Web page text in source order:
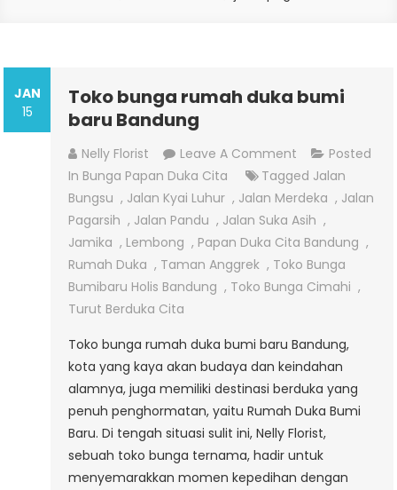
JAN
15
Toko bunga rumah duka bumi
baru Bandung
Nelly Florist Leave A Comment On
Toko
Bunga
Rumah
Duka
Bumi
Baru
Posted
In Bunga Papan Duka Cita Tagged Jalan
Bungsu , Jalan Kyai Luhur , Jalan Merdeka , Jalan
Pagarsih , Jalan Pandu , Jalan Suka Asih ,
Jamika , Lembong , Papan Duka Cita Bandung ,
Rumah Duka , Taman Anggrek , Toko Bunga
Bumibaru Holis Bandung , Toko Bunga Cimahi ,
Turut Berduka Cita
Toko bunga rumah duka bumi baru Bandung,
kota yang kaya akan budaya dan keindahan
alamnya, juga memiliki destinasi berduka yang
penuh penghormatan, yaitu Rumah Duka Bumi
Baru. Di tengah situasi sulit ini, Nelly Florist,
sebuah toko bunga ternama, hadir untuk
menyemarakkan momen kepedihan dengan